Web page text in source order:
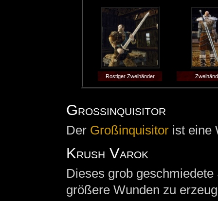
Rostiger Zweihänder
Großinquisitor
Der Großinquisitorist eine
Krush Varok
Dieses grob
größere Wunden zu